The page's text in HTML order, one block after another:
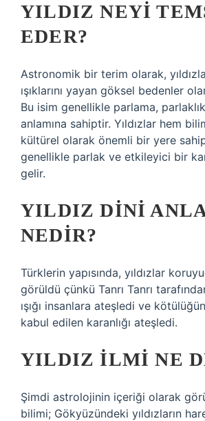
YILDIZ NEYI
EDER?
Astronomik bir terim olarak,
ışıklarını yayan göksel bedenler
Bu isim genellikle parlama,
anlamına sahiptir. Yıldızlar hem
kültürel olarak önemli bir yere
genellikle parlak ve etkileyici bir
gelir.
YILDIZ DINI
NEDIR?
Türklerin yapısında, yıldızlar
görüldü çünkü Tanrı Tanrı
ışığı insanlara ateşledi ve
kabul edilen karanlığı ateşledi.
YILDIZ ILMI NE
Şimdi astrolojinin içeriği olarak
bilimi; Gökyüzündeki yıldızların